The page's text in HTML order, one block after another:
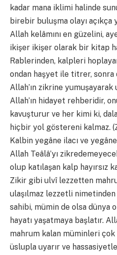
kadar mana iklimi halinde
birebir buluşma olayı açıkça
Allah kelâmını en güzelini,
ikişer ikişer olarak bir kitap
Rablerinden, kalpleri
ondan haşyet ile titrer,
Allah’ın zikrine yumuşayarak
Allah’ın hidayet rehberidir,
kavuşturur ve her kimi ki,
hiçbir yol göstereni kalmaz.
Kalbin yegâne ilacı ve
Allah Teâlâ’yı
olup katılaşan kalp hayırsız
Zikir gibi ulvî lezzetten
ulaşılmaz lezzetli
sahibi, mümin de olsa dünya
hayatı yaşatmaya başlatır.
mahrum kalan müminleri çok
üslupla uyarır ve